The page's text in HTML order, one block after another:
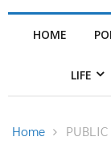
HOME
LIFE
Home